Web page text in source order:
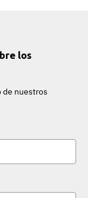
los
de nuestros